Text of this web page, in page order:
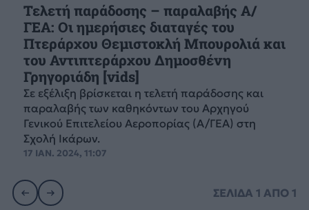
Τελετή παράδοσης – παραλαβής Α/
ΓΕΑ: Οι ημερήσιες διαταγές του
Πτεράρχου Θεμιστοκλή Μπουρολιά και
του Αντιπτεράρχου Δημοσθένη
Γρηγοριάδη [vids]
Σε εξέλιξη βρίσκεται η τελετή παράδοσης και
παραλαβής των καθηκόντων του Αρχηγού
Γενικού Επιτελείου Αεροπορίας (Α/ΓΕΑ) στη
Σχολή Ικάρων.
17 ΙΑΝ. 2024, 11:07
ΣΕΛΙΔΑ1 ΑΠΟ1